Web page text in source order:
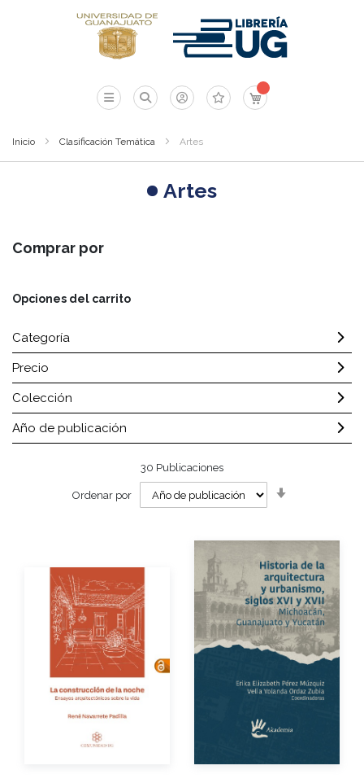
Mi carrito
Inicio Clasificación Temática Artes
Artes
Comprar por
Opciones del carrito
Categoría
Precio
Colección
Año de publicación
30 Publicaciones
Ordenar por
Autor
Año de edición
Autores